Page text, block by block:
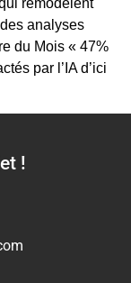
analyses
du Mois « 47%
par l’IA d’ici
!